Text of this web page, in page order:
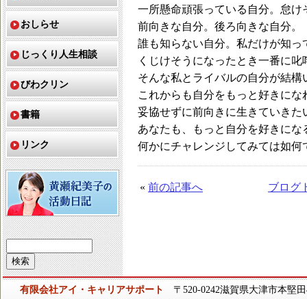
一所懸命頑張っている自分。怠け
前向きな自分。後ろ向きな自分。
誰も知らない自分。私だけが知っ
くじけそうになったとき一番に叱
そんな私とライバルの自分が結
これからも自分をもっと好きにな
妥協せずに前向きに生きていきた
あなたも、もっと自分を好きにな
何かにチャレンジしてみては如何
« 前の記事へ ブログ
おしらせ
じっくり人生相談
びわクリン
書籍
リンク
有限会社アイ・キャリアサポート
〒520-0242滋賀県大津市本堅